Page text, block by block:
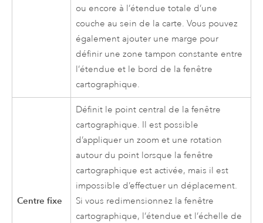
ou encore à l’étendue totale d’une
couche au sein de la carte. Vous pouvez
également ajouter une marge pour
définir une zone tampon constante entre
l’étendue et le bord de la fenêtre
cartographique.
Centre fixe
Définit le point central de la fenêtre
cartographique. Il est possible
d’appliquer un zoom et une rotation
autour du point lorsque la fenêtre
cartographique est activée, mais il est
impossible d’effectuer un déplacement.
Si vous redimensionnez la fenêtre
cartographique, l’étendue et l’échelle de